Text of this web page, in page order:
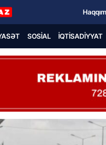
SOSIAL İQTISADIYYAT